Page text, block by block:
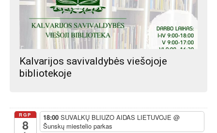
Kalvarijos savivaldybės viešojoje
bibliotekoje
RGP
8
18:00 SUVALKŲ BLIUZO AIDAS LIETUVOJE @
Šunskų miestelio parkas